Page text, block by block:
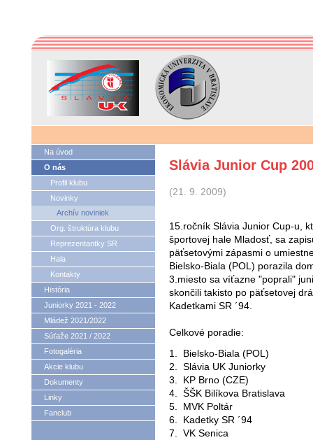
Na úvod
O nás
Profil klubu
Novinky
Archív noviniek
Org. štruktúra klubu
Reprezentantky SR
Hala
Kontakty
História
Juniorky 2021 - 2022
Mládež 2021/2022
Súťaže 2021 / 2022
Fotogaléria
Akcie klubu
Dokumenty
Linky
Fanclub
Slávia Junior Cup
(21. 9. 2009)
15.ročník Slávia Junior Cup-u,
športovej hale Mladosť, sa
päťsetovými zápasmi o
Bielsko-Biala (POL) porazila
3.miesto sa víťazne "poprali"
skončili takisto po päťsetovej
Kadetkami SR ´94.
Celkové poradie:
1. Bielsko-Biala (POL)
2. Slávia UK Juniorky
3. KP Brno (CZE)
4. ŠŠK Bilíkova Bratislava
5. MVK Poltár
6. Kadetky SR ´94
7. VK Senica